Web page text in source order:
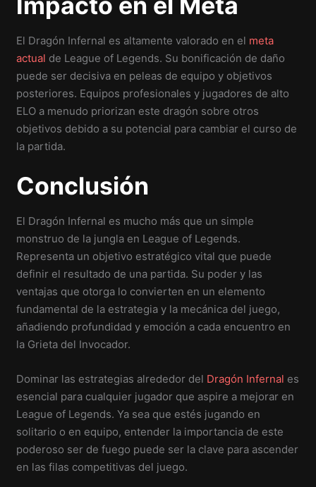
El Dragón Infernal es altamente valorado en el meta
actual de League of Legends. Su bonificación de daño
puede ser decisiva en peleas de equipo y objetivos
posteriores. Equipos profesionales y jugadores de alto
ELO a menudo priorizan este dragón sobre otros
objetivos debido a su potencial para cambiar el curso de
la partida.
Conclusión
El Dragón Infernal es mucho más que un simple
monstruo de la jungla en League of Legends.
Representa un objetivo estratégico vital que puede
definir el resultado de una partida. Su poder y las
ventajas que otorga lo convierten en un elemento
fundamental de la estrategia y la mecánica del juego,
añadiendo profundidad y emoción a cada encuentro en
la Grieta del Invocador.
Dominar las estrategias alrededor del Dragón Infernal es
esencial para cualquier jugador que aspire a mejorar en
League of Legends. Ya sea que estés jugando en
solitario o en equipo, entender la importancia de este
poderoso ser de fuego puede ser la clave para ascender
en las filas competitivas del juego.